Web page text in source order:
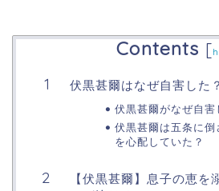
Contents [
伏黒甚爾はなぜ自害した？
伏黒甚爾がなぜ自害
伏黒甚爾は五条に
を心配していた？
【伏黒甚爾】息子の恵を